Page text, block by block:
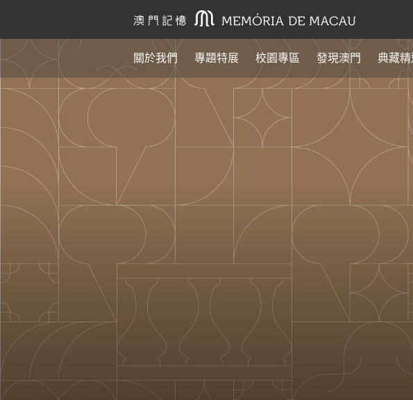
關於我們 專題特展 校園專區 發現澳門 典藏